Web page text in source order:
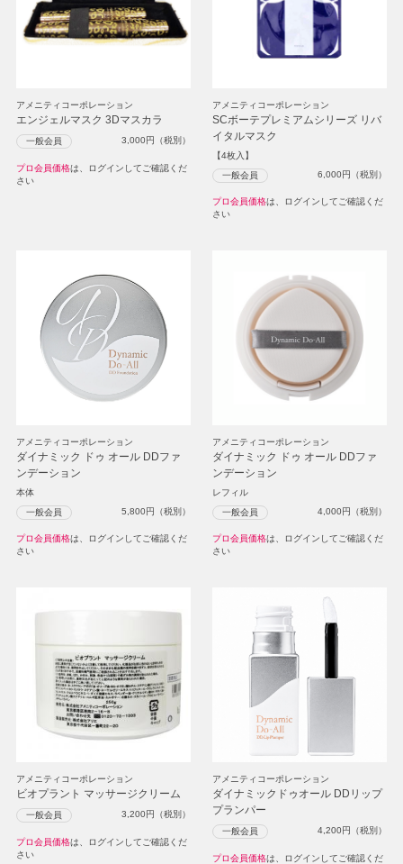
アメニティコーポレーション
エンジェルマスク 3Dマスカラ
一般会員 3,000円（税別）
プロ会員価格は、ログインしてご確認くだ
さい
アメニティコーポレーション
SCボーテプレミアムシリーズ リバ
イタルマスク
【4枚入】
一般会員 6,000円（税別）
プロ会員価格は、ログインしてご確認くだ
さい
アメニティコーポレーション
ダイナミック ドゥ オール DDファ
ンデーション
本体
一般会員 5,800円（税別）
プロ会員価格は、ログインしてご確認くだ
さい
アメニティコーポレーション
ダイナミック ドゥ オール DDファ
ンデーション
レフィル
一般会員 4,000円（税別）
プロ会員価格は、ログインしてご確認くだ
さい
アメニティコーポレーション
ビオプラント マッサージクリーム
一般会員 3,200円（税別）
プロ会員価格は、ログインしてご確認くだ
さい
アメニティコーポレーション
ダイナミックドゥオール DDリップ
プランパー
一般会員 4,200円（税別）
プロ会員価格は、ログインしてご確認くだ